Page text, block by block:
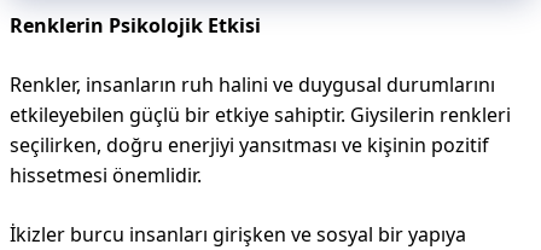
Renklerin Psikolojik Etkisi
Renkler, insanların ruh halini ve duygusal durumlarını
etkileyebilen güçlü bir etkiye sahiptir. Giysilerin renkleri
seçilirken, doğru enerjiyi yansıtması ve kişinin pozitif
hissetmesi önemlidir.
İkizler burcu insanları girişken ve sosyal bir yapıya